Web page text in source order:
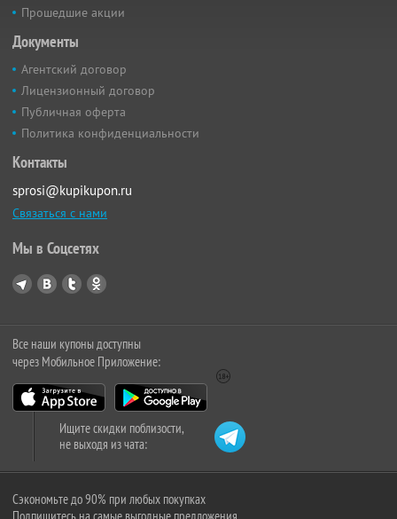
Прошедшие акции
Документы
Агентский договор
Лицензионный договор
Публичная оферта
Политика конфиденциальности
Контакты
sprosi@kupikupon.ru
Связаться с нами
Мы в Соцсетях
Все наши купоны доступны
через Мобильное Приложение:
Ищите скидки поблизости,
не выходя из чата:
Сэкономьте до 90% при любых покупках